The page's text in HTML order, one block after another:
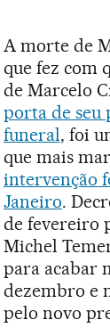
A morte de
que fez com
de Marcelo
porta de seu
funeral, foi
que mais
intervenção
Janeiro.
de fevereiro
Michel
para acabar
dezembro e
pelo novo